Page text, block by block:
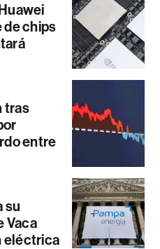
de chips
tras
entre
su
Vaca
eléctrica